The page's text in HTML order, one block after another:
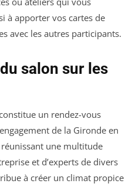
à apporter vos cartes de
avec les autres participants.
salon sur les
un rendez-vous
de la Gironde en
une multitude
et d’experts de divers
à créer un climat propice